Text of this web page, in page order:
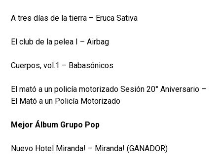
A tres días de la tierra – Eruca Sativa
El club de la pelea I – Airbag
Cuerpos, vol.1 – Babasónicos
El mató a un policía motorizado Sesión 20° Aniversario –
El Mató a un Policía Motorizado
Mejor Álbum Grupo Pop
Nuevo Hotel Miranda! – Miranda! (GANADOR)